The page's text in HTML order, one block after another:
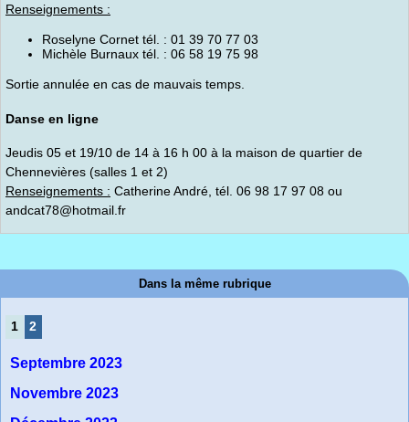
Renseignements :
Roselyne Cornet tél. : 01 39 70 77 03
Michèle Burnaux tél. : 06 58 19 75 98
Sortie annulée en cas de mauvais temps.
Danse en ligne
Jeudis 05 et 19/10 de 14 à 16 h 00 à la maison de quartier de
Chennevières (salles 1 et 2)
Renseignements : Catherine André, tél. 06 98 17 97 08 ou
andcat78@hotmail.fr
Dans la même rubrique
1 2
Septembre 2023
Novembre 2023